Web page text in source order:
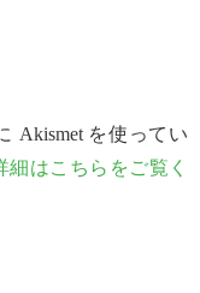
Akismet を使ってい
はこちらをご覧く